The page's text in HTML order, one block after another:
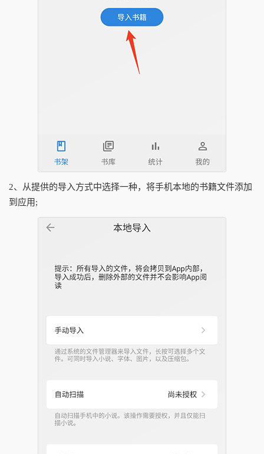
2、从提供的导入方式中选择一种，将手机本地的书籍文件添加
到应用;